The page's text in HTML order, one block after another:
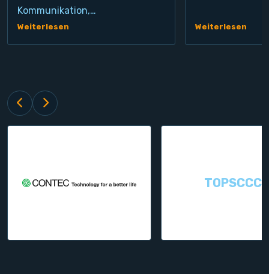
Kommunikation,…
Weiterlesen Weiterlesen
TOPSCCC